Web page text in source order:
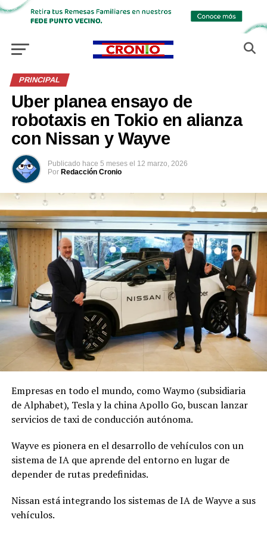
PRINCIPAL
Uber planea ensayo de
robotaxis en Tokio en alianza
con Nissan y Wayve
Publicado hace 5 meses el 12 marzo, 2026
Por Redacción Cronio
Empresas en todo el mundo, como Waymo (subsidiaria
de Alphabet), Tesla y la china Apollo Go, buscan lanzar
servicios de taxi de conducción autónoma.
Wayve es pionera en el desarrollo de vehículos con un
sistema de IA que aprende del entorno en lugar de
depender de rutas predefinidas.
Nissan está integrando los sistemas de IA de Wayve a sus
vehículos.